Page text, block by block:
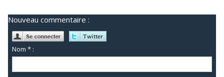
Nouveau commentaire :
Nom * :